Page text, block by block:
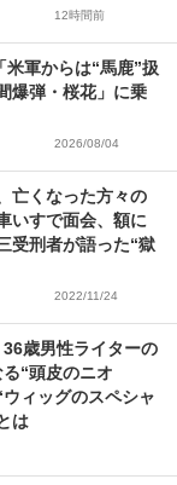
12時間前
米軍からは“馬鹿”扱
爆弾・桜花」に乗
2026/08/04
亡くなった方々の
いすで面会、額に
受刑者が語った“獄
2022/11/24
36歳男性ライターの
“頭皮のニオ
ィッグのスペシャ
は